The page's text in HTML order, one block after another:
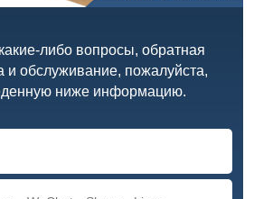
либо вопросы, обратная
и обслуживание, пожалуйста,
ниже информацию.